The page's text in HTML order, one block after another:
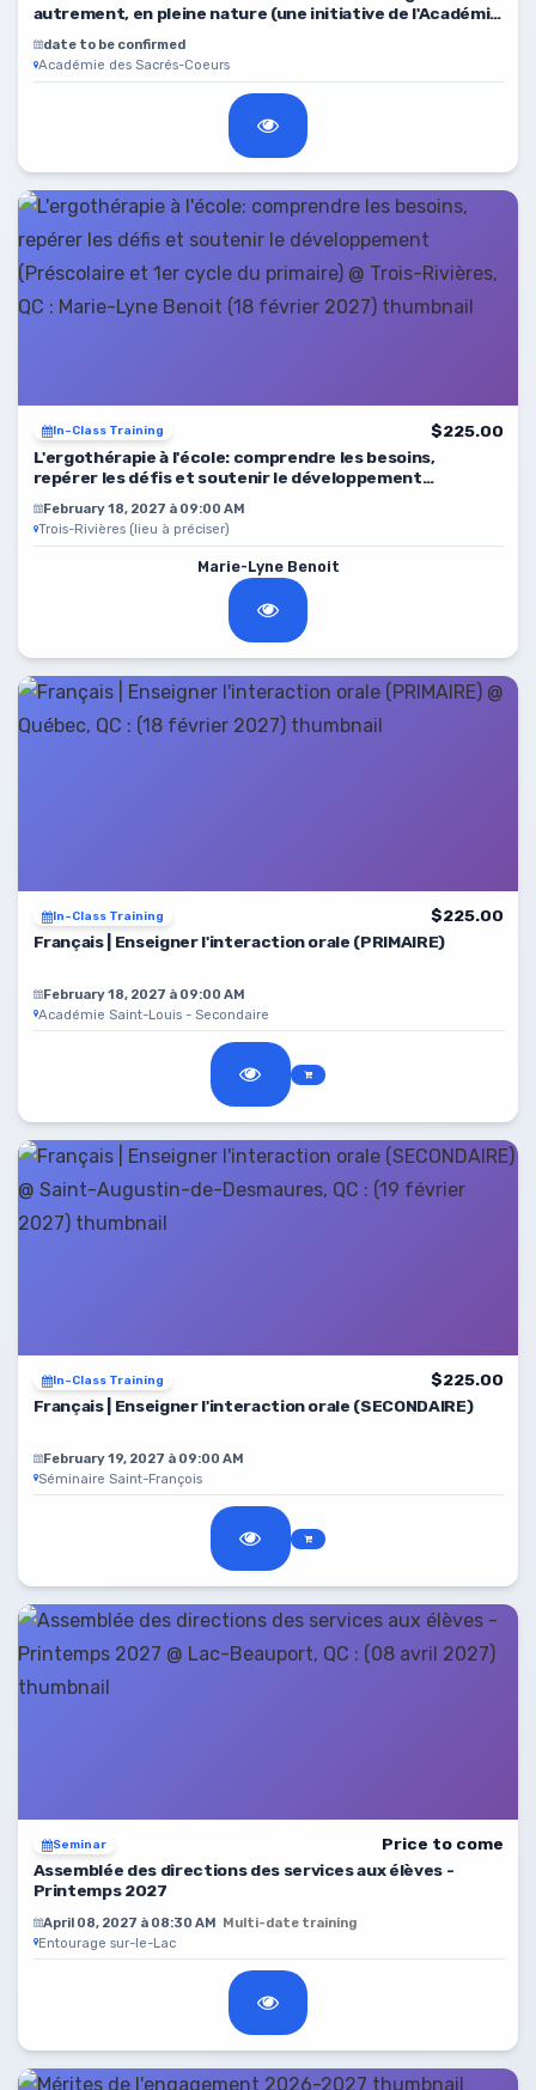
autrement, en pleine nature (une initiative de l'Académie
date to be confirmed
Académie des Sacrés-Coeurs
In-Class Training
$225.00
L'ergothérapie à l'école: comprendre les besoins,
repérer les défis et soutenir le développement
February 18, 2027 à 09:00 AM
Trois-Rivières (lieu à préciser)
Marie-Lyne Benoit
In-Class Training
$225.00
Français | Enseigner l'interaction orale (PRIMAIRE)
February 18, 2027 à 09:00 AM
Académie Saint-Louis - Secondaire
In-Class Training
$225.00
Français | Enseigner l'interaction orale (SECONDAIRE)
February 19, 2027 à 09:00 AM
Séminaire Saint-François
Seminar
Price to come
Assemblée des directions des services aux élèves -
Printemps 2027
April 08, 2027 à 08:30 AM Multi-date training
Entourage sur-le-Lac